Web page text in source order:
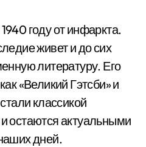
году от инфаркта.
живет и до сих
литературу. Его
«Великий Гэтсби» и
классикой
остаются актуальными
дней.